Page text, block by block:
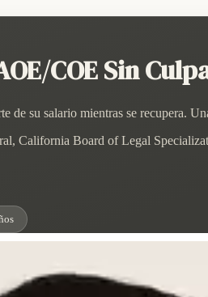
COE Sin
su salario mientras se recupera.
California Board of Legal